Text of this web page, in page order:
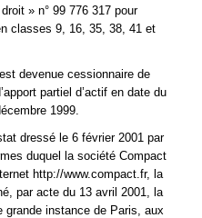
» n° 99 776 317 pour
classes 9, 16, 35, 38, 41 et
devenue cessionnaire de
partiel d’actif en date du
1999.
dressé le 6 février 2001 par
duquel la société Compact
http://www.compact.fr, la
par acte du 13 avril 2001, la
grande instance de Paris, aux